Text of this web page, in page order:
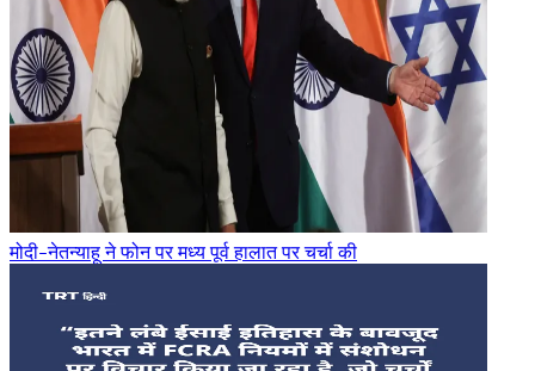
मोदी-नेतन्याहू ने फोन पर मध्य पूर्व हालात पर चर्चा की